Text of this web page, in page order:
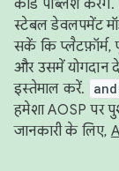
कोड पब्लिश करेंगे.
स्टेबल डेवलपमेंट
सकें कि प्लैटफ़ॉर्म,
और उसमें योगदान
इस्तेमाल करें.
हमेशा AOSP पर
जानकारी के लिए,